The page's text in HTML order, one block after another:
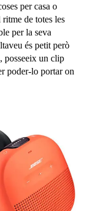
per casa o
de totes les
per la seva
és petit però
posseeix un clip
poder-lo portar on